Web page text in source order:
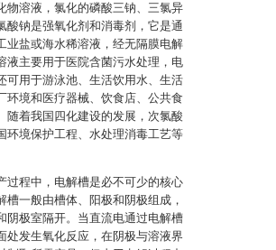
物溶液，氯化的磷酸三钠、三氯异
酸钠是强氧化剂和消毒剂，它是通
业盐或海水稀溶液，经无隔膜电解
液主要用于医院含菌污水处理，电
可用于游泳池、生活饮用水、生活
环境和医疗器械、饮食店、公共食
随着我国四化建设的发展，次氯酸
环境保护工程、水处理消毒工艺等
过程中，电解槽是必不可少的核心
槽一般由槽体、阳极和阴极组成，
阴极室隔开。当直流电通过电解槽
处发生氧化反应，在阴极与溶液界